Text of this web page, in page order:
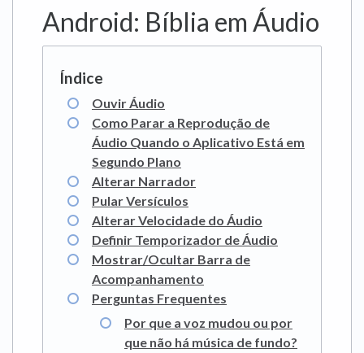
Android: Bíblia em Áudio
Ouvir Áudio
Como Parar a Reprodução de
Áudio Quando o Aplicativo Está em
Segundo Plano
Alterar Narrador
Pular Versículos
Alterar Velocidade do Áudio
Definir Temporizador de Áudio
Mostrar/Ocultar Barra de
Acompanhamento
Perguntas Frequentes
Por que a voz mudou ou por
que não há música de fundo?